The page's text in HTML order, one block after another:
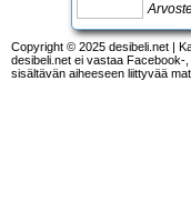
Copyright © 2025 desibeli.net |
desibeli.net ei vastaa Facebook-
sisältävän aiheeseen liittyvää